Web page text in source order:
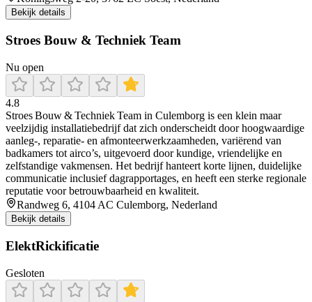
Bekijk details
Stroes Bouw & Techniek Team
Nu open
4.8
Stroes Bouw & Techniek Team in Culemborg is een klein maar
veelzijdig installatiebedrijf dat zich onderscheidt door hoogwaardige
aanleg-, reparatie- en afmonteerwerkzaamheden, variërend van
badkamers tot airco’s, uitgevoerd door kundige, vriendelijke en
zelfstandige vakmensen. Het bedrijf hanteert korte lijnen, duidelijke
communicatie inclusief dagrapportages, en heeft een sterke regionale
reputatie voor betrouwbaarheid en kwaliteit.
Randweg 6, 4104 AC Culemborg, Nederland
Bekijk details
ElektRickificatie
Gesloten